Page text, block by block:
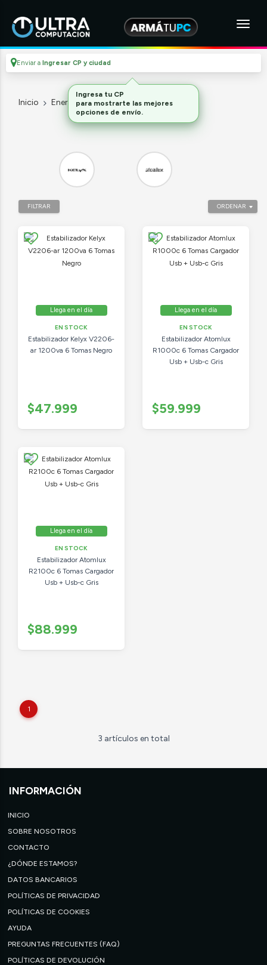
Enviar a Ingresar CP y ciudad
Inicio Energia Y Hogar Estabilizadores
ORDENAR
FILTRAR
Llega en el día
EN STOCK
Estabilizador Kelyx V2206-
ar 1200va 6 Tomas Negro
$47.999
Llega en el día
EN STOCK
Estabilizador Atomlux
R1000c 6 Tomas Cargador
Usb + Usb-c Gris
$59.999
Llega en el día
EN STOCK
Estabilizador Atomlux
R2100c 6 Tomas Cargador
Usb + Usb-c Gris
$88.999
1
3 artículos en total
INFORMACIÓN
INICIO
SOBRE NOSOTROS
CONTACTO
¿DÓNDE ESTAMOS?
DATOS BANCARIOS
POLÍTICAS DE PRIVACIDAD
POLÍTICAS DE COOKIES
AYUDA
PREGUNTAS FRECUENTES (FAQ)
POLÍTICAS DE DEVOLUCIÓN
Ingresa tu CP
para mostrarte las mejores
opciones de envío.